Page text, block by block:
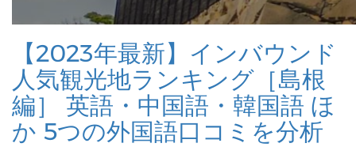
【2023年最新】インバウンド
人気観光地ランキング［島根
編］ 英語・中国語・韓国語 ほ
か 5つの外国語口コミを分析